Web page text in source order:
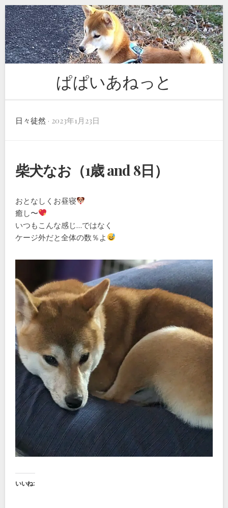
Skip
to
content
ぱぱいあねっと
日々徒然 · 2023年1月23日
柴犬なお（1歳 and 8日）
おとなしくお昼寝
癒し〜
いつもこんな感じ…ではなく
ケージ外だと全体の数％よ
いいね: